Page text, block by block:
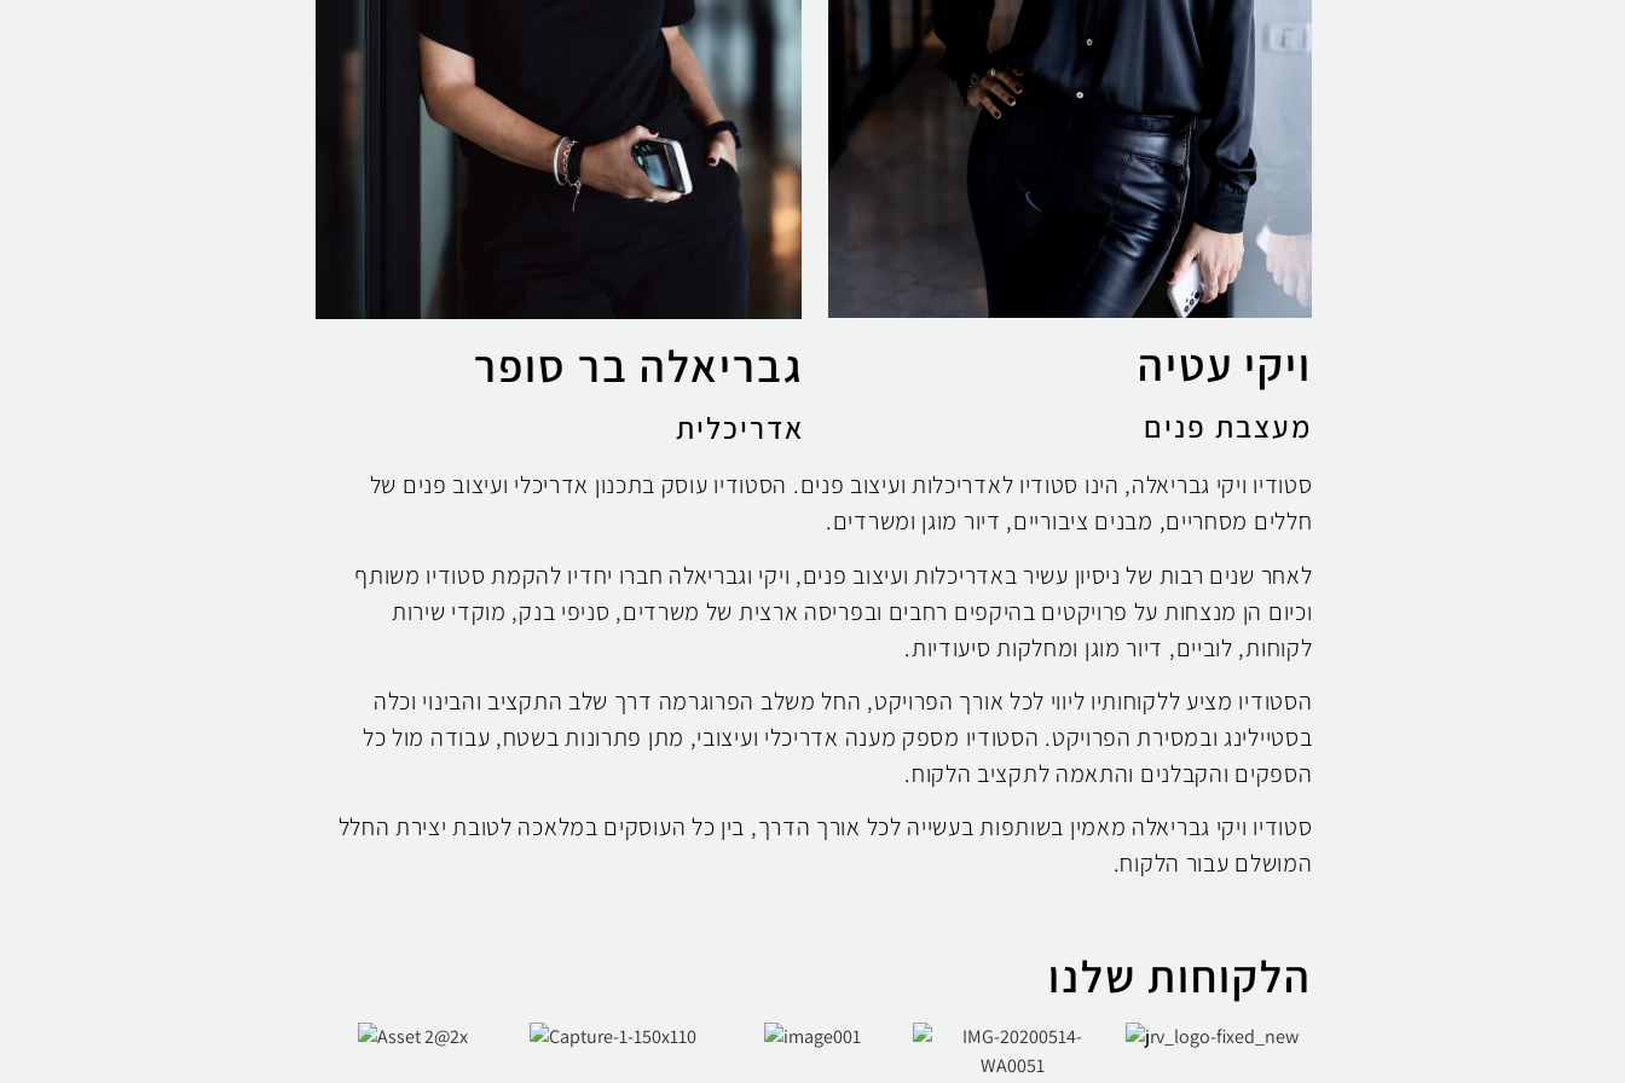
ויקי עטיה
מעצבת פנים
גבריאלה בר סופר
אדריכלית
סטודיו ויקי גבריאלה, הינו סטודיו לאדריכלות ועיצוב פנים. הסטודיו עוסק בתכנון אדריכלי ועיצוב פנים של
חללים מסחריים, מבנים ציבוריים, דיור מוגן ומשרדים.
לאחר שנים רבות של ניסיון עשיר באדריכלות ועיצוב פנים, ויקי וגבריאלה חברו יחדיו להקמת סטודיו משותף
וכיום הן מנצחות על פרויקטים בהיקפים רחבים ובפריסה ארצית של משרדים, סניפי בנק, מוקדי שירות
לקוחות, לוביים, דיור מוגן ומחלקות סיעודיות.
הסטודיו מציע ללקוחותיו ליווי לכל אורך הפרויקט, החל משלב הפרוגרמה דרך שלב התקציב והבינוי וכלה
בסטיילינג ובמסירת הפרויקט. הסטודיו מספק מענה אדריכלי ועיצובי, מתן פתרונות בשטח, עבודה מול כל
הספקים והקבלנים והתאמה לתקציב הלקוח.
סטודיו ויקי גבריאלה מאמין בשותפות בעשייה לכל אורך הדרך, בין כל העוסקים במלאכה לטובת יצירת החלל
המושלם עבור הלקוח.
הלקוחות שלנו